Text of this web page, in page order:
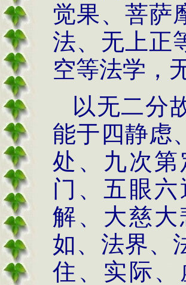
觉果、菩萨
法、无上正
空等法学，
以无二分
能于四静虑
处、九次
门、五眼
解、大慈
如、法界、
住、实际